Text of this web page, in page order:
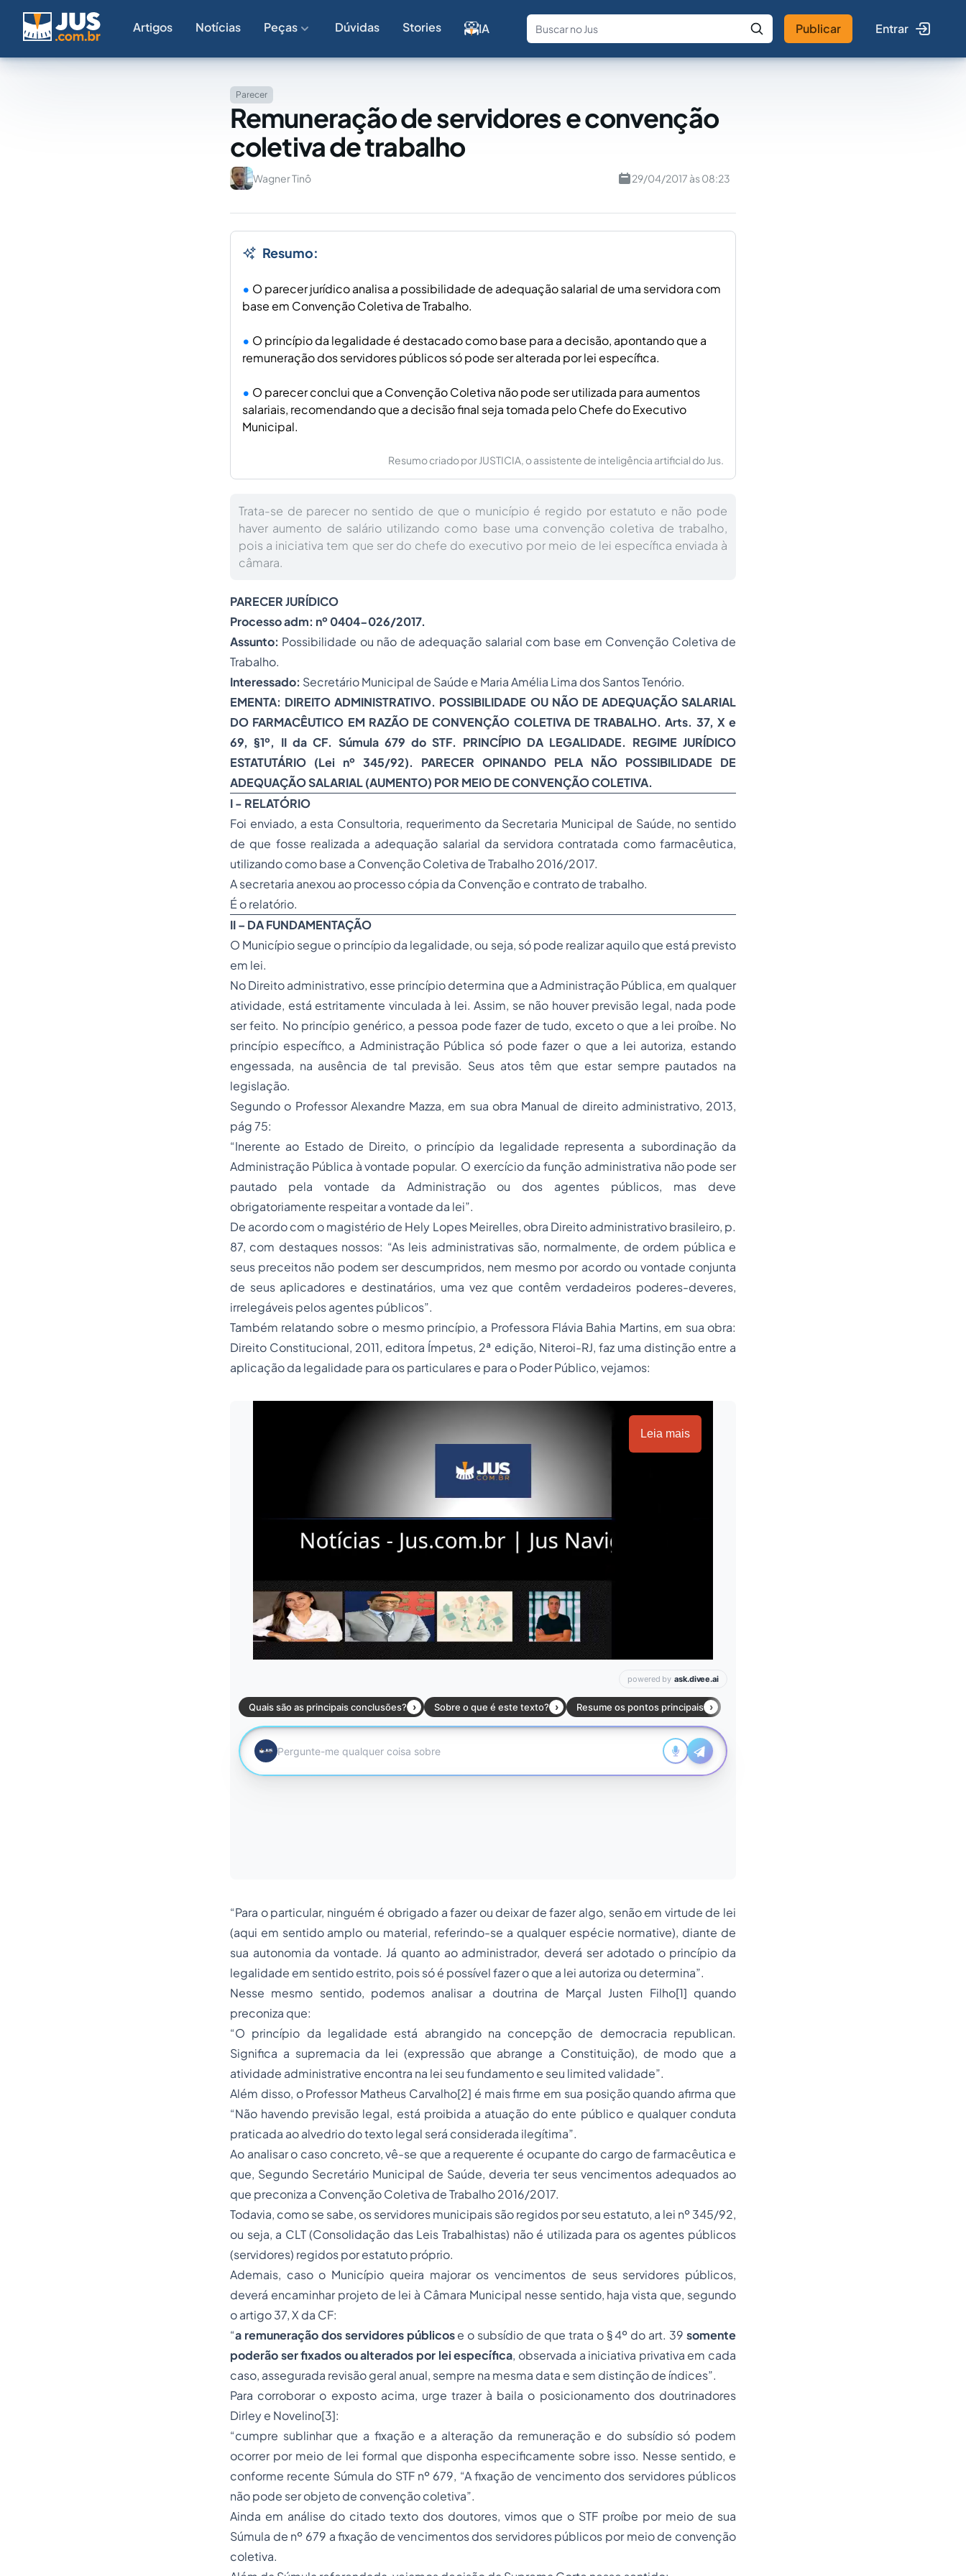
Artigos Notícias Peças Dúvidas Stories IA
Fale com a IA Buscar no Jus
Publicar Entrar
Parecer
Remuneração de servidores e convenção
coletiva de trabalho
Wagner Tinô 29/04/2017 às 08:23
Resumo:
O parecer jurídico analisa a possibilidade de adequação salarial de uma servidora com
base em Convenção Coletiva de Trabalho.
O princípio da legalidade é destacado como base para a decisão, apontando que a
remuneração dos servidores públicos só pode ser alterada por lei específica.
O parecer conclui que a Convenção Coletiva não pode ser utilizada para aumentos
salariais, recomendando que a decisão final seja tomada pelo Chefe do Executivo
Municipal.
Resumo criado por JUSTICIA, o assistente de inteligência artificial do Jus.
Trata-se de parecer no sentido de que o município é regido por estatuto e não pode
haver aumento de salário utilizando como base uma convenção coletiva de trabalho,
pois a iniciativa tem que ser do chefe do executivo por meio de lei específica enviada à
câmara.
PARECER JURÍDICO
Processoadm: nº 0404-026/2017.
Assunto: Possibilidade ou não de adequação salarial com base em Convenção Coletiva de
Trabalho.
Interessado: Secretário Municipal de Saúde e Maria Amélia Lima dos Santos Tenório.
EMENTA: DIREITO ADMINISTRATIVO. POSSIBILIDADE OU NÃO DE ADEQUAÇÃO SALARIAL
DO FARMACÊUTICO EM RAZÃO DE CONVENÇÃO COLETIVA DE TRABALHO. Arts. 37, X e
69, §1º, II da CF. Súmula 679 do STF. PRINCÍPIO DA LEGALIDADE. REGIME JURÍDICO
ESTATUTÁRIO (Lei nº 345/92). PARECER OPINANDO PELA NÃO POSSIBILIDADE DE
ADEQUAÇÃO SALARIAL (AUMENTO) POR MEIO DE CONVENÇÃO COLETIVA.
I - RELATÓRIO
Foi enviado, a esta Consultoria, requerimento da Secretaria Municipal de Saúde, no sentido
de que fosse realizada a adequação salarial da servidora contratada como farmacêutica,
utilizando como base a Convenção Coletiva de Trabalho 2016/2017.
A secretaria anexou ao processo cópia da Convenção e contrato de trabalho.
É o relatório.
II – DA FUNDAMENTAÇÃO
O Município segue o princípio da legalidade, ou seja, só pode realizar aquilo que está previsto
em lei.
No Direito administrativo, esse princípio determina que a Administração Pública, em qualquer
atividade, está estritamente vinculada à lei. Assim, se não houver previsão legal, nada pode
ser feito. No princípio genérico, a pessoa pode fazer de tudo, exceto o que a lei proíbe. No
princípio específico, a Administração Pública só pode fazer o que a lei autoriza, estando
engessada, na ausência de tal previsão. Seus atos têm que estar sempre pautados na
legislação.
Segundo o Professor Alexandre Mazza, em sua obra Manual de direito administrativo, 2013,
pág 75:
“Inerente ao Estado de Direito, o princípio da legalidade representa a subordinação da
Administração Pública à vontade popular. O exercício da função administrativa não pode ser
pautado pela vontade da Administração ou dos agentes públicos, mas deve
obrigatoriamente respeitar a vontade da lei”.
De acordo com o magistério de Hely Lopes Meirelles, obra Direito administrativo brasileiro, p.
87, com destaques nossos: “As leis administrativas são, normalmente, de ordem pública e
seus preceitos não podem ser descumpridos, nem mesmo por acordo ou vontade conjunta
de seus aplicadores e destinatários, uma vez que contêm verdadeiros poderes-deveres,
irrelegáveis pelos agentes públicos”.
Também relatando sobre o mesmo princípio, a Professora Flávia Bahia Martins, em sua obra:
Direito Constitucional, 2011, editora Ímpetus, 2ª edição, Niteroi-RJ, faz uma distinção entre a
aplicação da legalidade para os particulares e para o Poder Público, vejamos:
Leia mais
“Para o particular, ninguém é obrigado a fazer ou deixar de fazer algo, senão em virtude de lei
(aqui em sentido amplo ou material, referindo-se a qualquer espécie normative), diante de
sua autonomia da vontade. Já quanto ao administrador, deverá ser adotado o princípio da
legalidade em sentido estrito, pois só é possível fazer o que a lei autoriza ou determina”.
Nesse mesmo sentido, podemos analisar a doutrina de Marçal Justen Filho[1] quando
preconiza que:
“O princípio da legalidade está abrangido na concepção de democracia republican.
Significa a supremacia da lei (expressão que abrange a Constituição), de modo que a
atividade administrative encontra na lei seu fundamento e seu limited validade”.
Além disso, o Professor Matheus Carvalho[2] é mais firme em sua posição quando afirma que
“Não havendo previsão legal, está proibida a atuação do ente público e qualquer conduta
praticada ao alvedrio do texto legal será considerada ilegítima”.
Ao analisar o caso concreto, vê-se que a requerente é ocupante do cargo de farmacêutica e
que, Segundo Secretário Municipal de Saúde, deveria ter seus vencimentos adequados ao
que preconiza a Convenção Coletiva de Trabalho 2016/2017.
Todavia, como se sabe, os servidores municipais são regidos por seu estatuto, a lei nº 345/92,
ou seja, a CLT (Consolidação das Leis Trabalhistas) não é utilizada para os agentes públicos
(servidores) regidos por estatuto próprio.
Ademais, caso o Município queira majorar os vencimentos de seus servidores públicos,
deverá encaminhar projeto de lei à Câmara Municipal nesse sentido, haja vista que, segundo
o artigo 37, X da CF:
“a remuneração dos servidores públicose o subsídio de que trata o § 4º do art. 39somente
poderão ser fixados ou alterados por lei específica, observada a iniciativa privativa em cada
caso, assegurada revisão geral anual, sempre na mesma data e sem distinção de índices”.
Para corroborar o exposto acima, urge trazer à baila o posicionamento dos doutrinadores
Dirley e Novelino[3]:
“cumpre sublinhar que a fixação e a alteração da remuneração e do subsídio só podem
ocorrer por meio de lei formal que disponha especificamente sobre isso. Nesse sentido, e
conforme recente Súmula do STF nº 679, “A fixação de vencimento dos servidores públicos
não pode ser objeto de convenção coletiva”.
Ainda em análise do citado texto dos doutores, vimos que o STF proíbe por meio de sua
Súmula de nº 679 a fixação de vencimentos dos servidores públicos por meio de convenção
coletiva.